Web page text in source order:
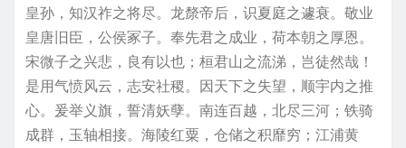
皇孙，知汉祚之将尽。龙漦帝后，识夏庭之遽衰。敬业
皇唐旧臣，公侯冢子。奉先君之成业，荷本朝之厚恩。
宋微子之兴悲，良有以也；桓君山之流涕，岂徒然哉！
是用气愤风云，志安社稷。因天下之失望，顺宇内之推
心。爰举义旗，誓清妖孽。南连百越，北尽三河；铁骑
成群，玉轴相接。海陵红粟，仓储之积靡穷；江浦黄